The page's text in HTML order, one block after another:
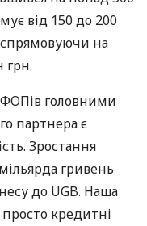
від 150 до 200
спрямовуючи на
грн.
головними
партнера є
Зростання
гривень
до UGB. Наша
кредитні